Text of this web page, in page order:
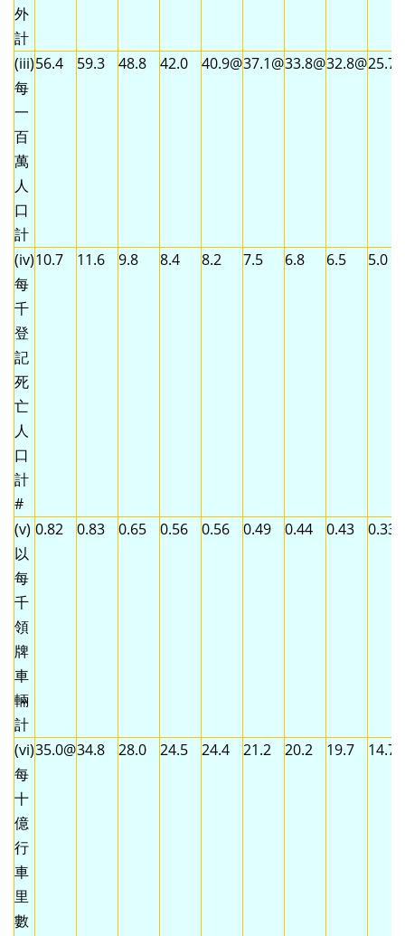
外
計
(iii)
每
一
百
萬
人
口
計
56.4 59.3 48.8 42.0 40.9@37.1@33.8@32.8@
(iv)
每
千
登
記
死
亡
人
口
計
#
10.7 11.6 9.8 8.4 8.2 7.5 6.8 6.5 5.0
(v)
以
每
千
領
牌
車
輛
計
0.82 0.83 0.65 0.56 0.56 0.49 0.44 0.43 0.33
(vi)
每
十
億
行
車
里
數
35.0@34.8 28.0 24.5 24.4 21.2 20.2 19.7 14.7